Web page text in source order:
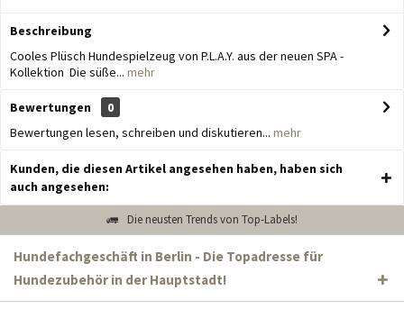
Beschreibung
Cooles Plüsch Hundespielzeug von P.L.A.Y. aus der neuen SPA -
Kollektion Die süße... mehr
Bewertungen
0
Bewertungen lesen, schreiben und diskutieren... mehr
Kunden, die diesen Artikel angesehen haben, haben sich
auch angesehen:
Die neusten Trends von Top-Labels!
Hundefachgeschäft in Berlin - Die Topadresse für
Hundezubehör in der Hauptstadt!